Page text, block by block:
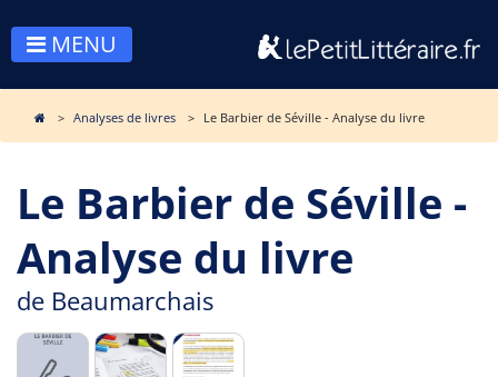
MENU
Analyses de livres Le Barbier de Séville - Analyse du livre
Le Barbier de Séville -
Analyse du livre
de Beaumarchais